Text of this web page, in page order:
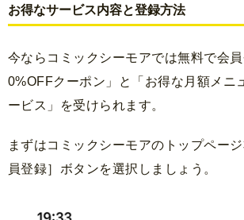
お得なサービス内容と登録方法
今ならコミックシーモアでは無料で会
0%OFFクーポン」と「お得な月額メニ
ービス」を受けられます。
まずはコミックシーモアのトップペー
員登録］ボタンを選択しましょう。